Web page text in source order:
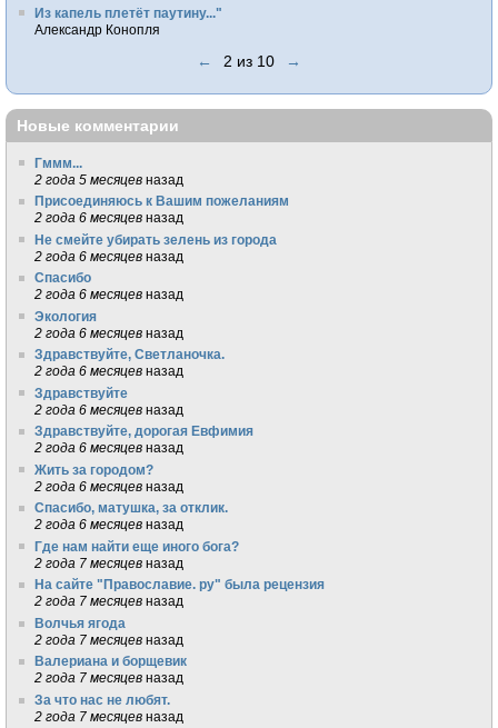
Из капель плетёт паутину..."
Александр Конопля
← 2 из 10 →
Новые комментарии
Гммм...
2 года 5 месяцев назад
Присоединяюсь к Вашим пожеланиям
2 года 6 месяцев назад
Не смейте убирать зелень из города
2 года 6 месяцев назад
Спасибо
2 года 6 месяцев назад
Экология
2 года 6 месяцев назад
Здравствуйте, Светланочка.
2 года 6 месяцев назад
Здравствуйте
2 года 6 месяцев назад
Здравствуйте, дорогая Евфимия
2 года 6 месяцев назад
Жить за городом?
2 года 6 месяцев назад
Спасибо, матушка, за отклик.
2 года 6 месяцев назад
Где нам найти еще иного бога?
2 года 7 месяцев назад
На сайте "Православие. ру" была рецензия
2 года 7 месяцев назад
Волчья ягода
2 года 7 месяцев назад
Валериана и борщевик
2 года 7 месяцев назад
За что нас не любят.
2 года 7 месяцев назад